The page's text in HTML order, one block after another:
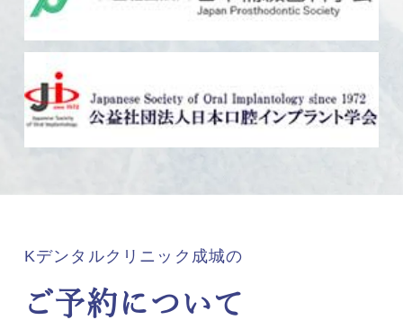
Kデンタルクリニック成城の
ご予約について